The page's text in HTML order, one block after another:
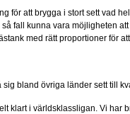
för att brygga i stort sett vad
fall kunna vara möjligheten
med rätt proportioner för
sig bland övriga länder sett till
klart i världsklassligan. Vi har